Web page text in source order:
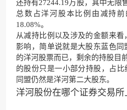
还持有27244.19万股，其中无限
总数占洋河股本比例由减持前
18.08%。
从减持比例以及涉及的金额来
影响，简单说就是大股东蓝色
的洋河股票而已，剩余的持股目
的股份只是一小部分持股，占
同盟仍然是洋河第二大股东。
洋河股份在哪个证券交易所